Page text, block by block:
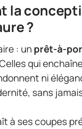
la
?
: unprêt-à-
qui
ni
sans
à ses coupes